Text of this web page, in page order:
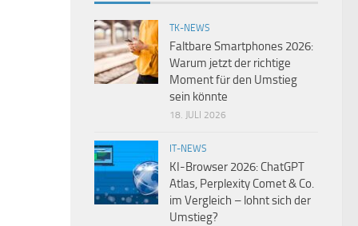
TK-NEWS
Faltbare Smartphones 2026:
Warum jetzt der richtige
Moment für den Umstieg
sein könnte
18. JULI 2026
IT-NEWS
KI-Browser 2026: ChatGPT
Atlas, Perplexity Comet & Co.
im Vergleich – lohnt sich der
Umstieg?